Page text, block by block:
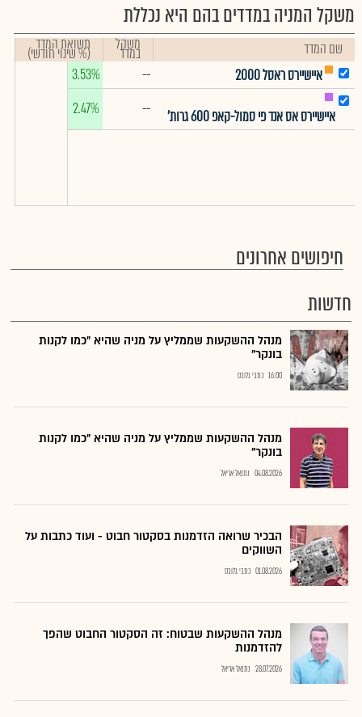
משקל המניה במדדים בהם היא נכללת
שם המדד משקל
במדד תשואת המדד
(% שינוי חודשי)
איישיירס ראסל 2000
--
3.53%
איישיירס אס אנד פי סמול-קאפ 600 גרות' --
2.47%
חיפושים אחרונים
חדשות
מנהל ההשקעות שממליץ על מניה שהיא "כמו לקנות
בונקר"
16:00 כתבי גלובס
מנהל ההשקעות שממליץ על מניה שהיא "כמו לקנות
בונקר"
04.08.2026 נתנאל אריאל
הבכיר שרואה הזדמנות בסקטור חבוט - ועוד כתבות על
השווקים
01.08.2026 כתבי גלובס
מנהל ההשקעות שבטוח: זה הסקטור החבוט שהפך
להזדמנות
28.07.2026 נתנאל אריאל